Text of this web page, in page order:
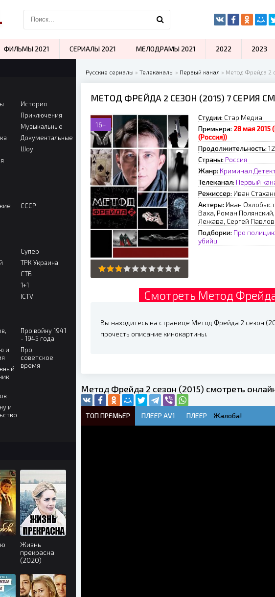
Русские сериалы » Телеканалы » Первый канал » Метод Фрейда 2
МЕТОД ФРЕЙДА 2 СЕЗОН (2015) 7 СЕРИЯ
16+
Студии: Стар Медиа
Премьера: 28 мая 2015
(Россия))
Продолжительность:
Страны: Россия
Жанр: Криминал
Телеканал: Первый
Режиссер: Иван
Актеры: Иван
Ваха, Роман
Лежава, Сергей
Подборки: Про
убийц
Смотреть Метод
Вы находитесь на странице Метод Фрейда 2 сезон
прочесть описание кинокартины.
Метод Фрейда 2 сезон (2015) смотреть
ТОП ПРЕМЬЕР ПЛЕЕР AV1 ПЛЕЕР Жалоба!
История
Приключения
Музыкальные
Документальные
Шоу
СССР
Супер
ТРК Украина
СТБ
1+1
ICTV
и
и
Про войну 1941
- 1945 года
Про
советское
время
Жизнь
прекрасна
(2020)
ФИЛЬМЫ 2021 СЕРИАЛЫ 2021 МЕЛОДРАМЫ 2021 2022 2023